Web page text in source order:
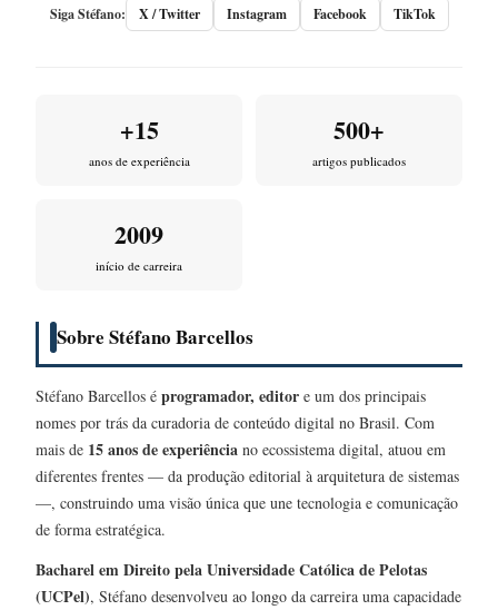
Siga Stéfano: X / Twitter Instagram Facebook TikTok
+15
anos de experiência
500+
artigos publicados
2009
início de carreira
Sobre Stéfano Barcellos
Stéfano Barcellos é programador, editor e um dos principais
nomes por trás da curadoria de conteúdo digital no Brasil. Com
mais de 15 anos de experiência no ecossistema digital, atuou em
diferentes frentes — da produção editorial à arquitetura de sistemas
—, construindo uma visão única que une tecnologia e comunicação
de forma estratégica.
Bacharel em Direito pela Universidade Católica de Pelotas
(UCPel), Stéfano desenvolveu ao longo da carreira uma capacidade